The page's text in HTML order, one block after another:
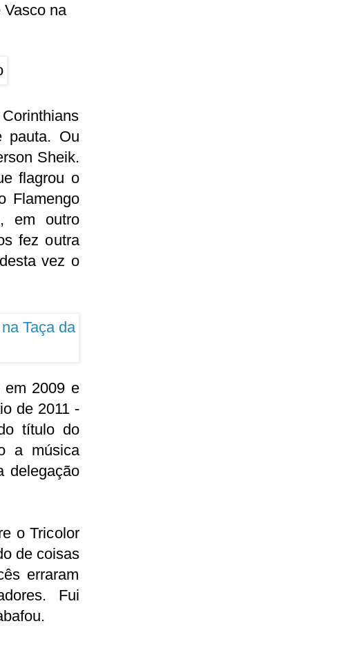
na
pauta. Ou
Sheik.
flagrou o
Flamengo
em outro
fez outra
vez o
em 2009 e
de 2011 -
título do
a música
delegação
o Tricolor
de coisas
erraram
Fui